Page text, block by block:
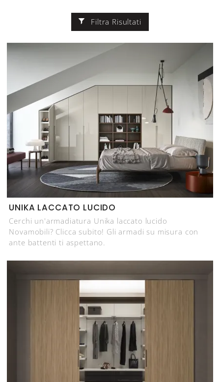
Filtra Risultati
UNIKA LACCATO LUCIDO
Cerchi un'armadiatura Unika laccato lucido
Novamobili? Clicca subito! Gli armadi su misura con
ante battenti ti aspettano.